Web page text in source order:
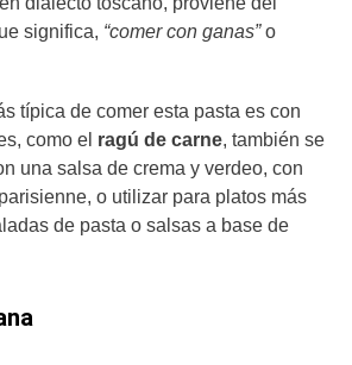
significa, “comer con ganas”o
típica de comer esta pasta es con
como el ragú de carne, también se
una salsa de crema y verdeo, con
o utilizar para platos más
de pasta o salsas a base de